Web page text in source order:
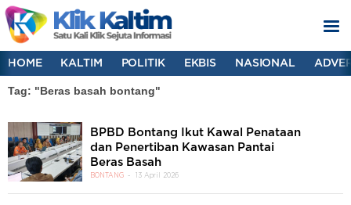
HOME KALTIM POLITIK EKBIS NASIONAL
Tag: "Beras basah bontang"
BPBD Bontang Ikut Kawal Penataan
dan Penertiban Kawasan Pantai
Beras Basah
BONTANG 13 April 2026